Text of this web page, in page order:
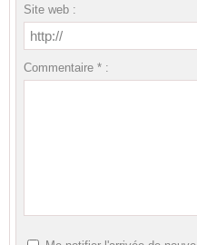
Site web :
Commentaire * :